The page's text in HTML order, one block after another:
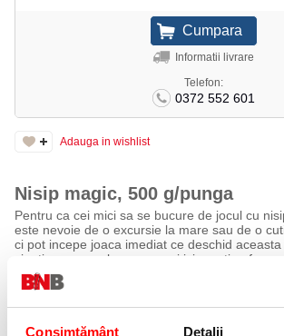
Consimțământ Detalii
Informatii livrare
Telefon:
0372 552 601
Adauga in wishlist
Nisip magic, 500 g/punga
Pentru ca cei mici sa se bucure de jocul cu
este nevoie de o excursie la mare sau de o
ci pot incepe joaca imediat ce deschid
cinetic ce se muleaza usor si isi mentine
timp o experienta senzoriala deosebita.